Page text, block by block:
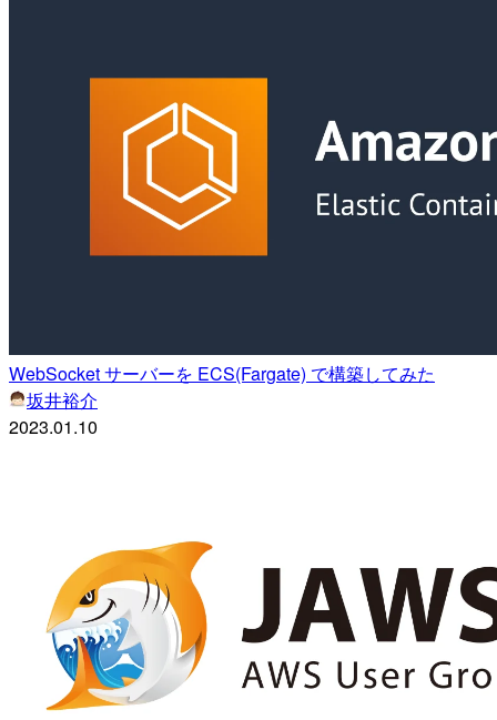
WebSocket サーバーを ECS(Fargate) で構築してみた
坂井裕介
2023.01.10